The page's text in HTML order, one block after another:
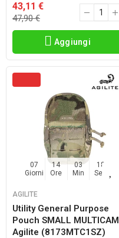
43,11 €
47,90 €
Aggiungi
07
Giorni
14
Ore
03
Min
17
Sec
AGILITE
Utility General Purpose
Pouch SMALL MULTICAM
Agilite (8173MTC1SZ)